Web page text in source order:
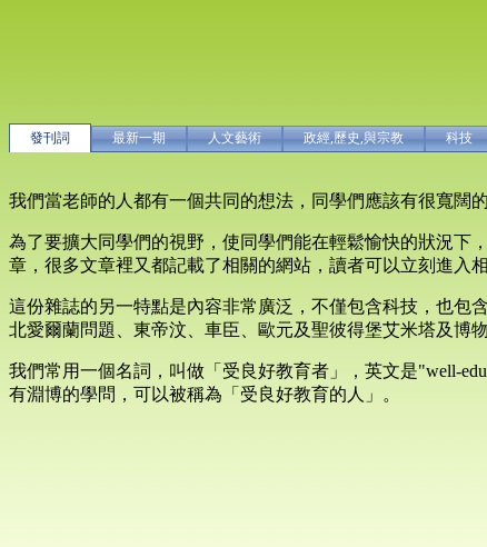
發刊詞 最新一期 人文藝術 政經,歷史,與宗教 科技
我們當老師的人都有一個共同的想法，同學們應該有很寬闊
為了要擴大同學們的視野，使同學們能在輕鬆愉快的狀況下
章，很多文章裡又都記載了相關的網站，讀者可以立刻進入
這份雜誌的另一特點是內容非常廣泛，不僅包含科技，也包
北愛爾蘭問題、東帝汶、車臣、歐元及聖彼得堡艾米塔及博
我們常用一個名詞，叫做「受良好教育者」，英文是"well-
有淵博的學問，可以被稱為「受良好教育的人」。